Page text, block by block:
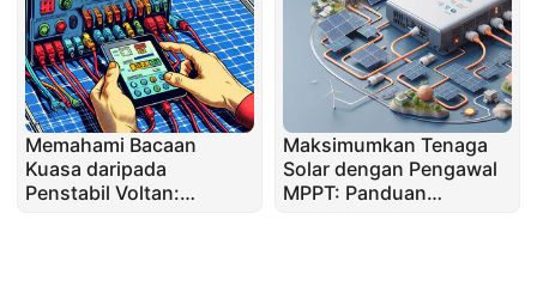
Memahami Bacaan
Kuasa daripada
Penstabil Voltan:
Maksimumkan Tenaga
Solar dengan Pengawal
MPPT: Panduan